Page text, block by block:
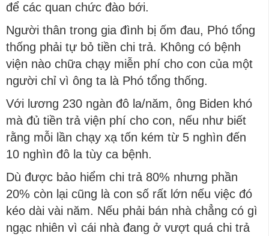
để các quan chức đào bới.
Người thân trong gia đình bị ốm đau, Phó tổng
thống phải tự bỏ tiền chi trả. Không có bệnh
viện nào chữa chạy miễn phí cho con của một
người chỉ vì ông ta là Phó tổng thống.
Với lương 230 ngàn đô la/năm, ông Biden khó
mà đủ tiền trả viện phí cho con, nếu như biết
rằng mỗi lần chạy xạ tốn kém từ 5 nghìn đến
10 nghìn đô la tùy ca bệnh.
Dù được bảo hiểm chi trả 80% nhưng phần
20% còn lại cũng là con số rất lớn nếu việc đó
kéo dài vài năm. Nếu phải bán nhà chẳng có gì
ngạc nhiên vì cái nhà đang ở vượt quá chi trả